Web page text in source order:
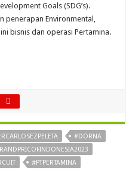
Goals (SDG’s).
penerapan Environmental,
bisnis dan operasi Pertamina.
#DORNA
#PTPERTAMINA